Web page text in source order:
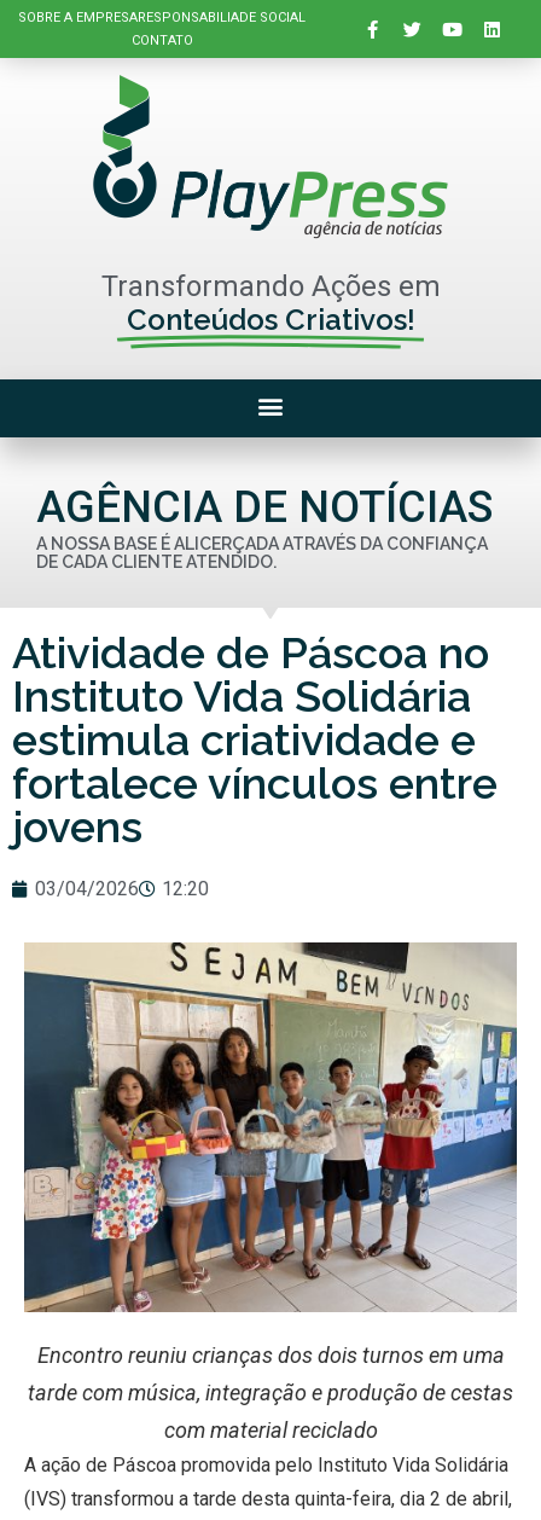
SOBRE A EMPRESARESPONSABILIADE SOCIAL
CONTATO
Transformando Ações em
Conteúdos Criativos!
AGÊNCIA DE NOTÍCIAS
A NOSSA BASE É ALICERÇADA ATRAVÉS DA CONFIANÇA
DE CADA CLIENTE ATENDIDO.
Atividade de Páscoa no
Instituto Vida Solidária
estimula criatividade e
fortalece vínculos entre
jovens
03/04/2026 12:20
Encontro reuniu crianças dos dois turnos em uma
tarde com música, integração e produção de cestas
com material reciclado
A ação de Páscoa promovida pelo Instituto Vida Solidária
(IVS) transformou a tarde desta quinta-feira, dia 2 de abril,